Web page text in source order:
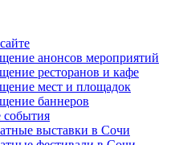
анонсов мероприятий
ресторанов и кафе
мест и площадок
баннеров
события
выставки в Сочи